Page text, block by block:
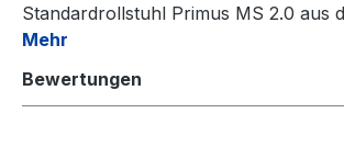
Standardrollstuhl Primus MS 2.0 aus
Mehr
Bewertungen